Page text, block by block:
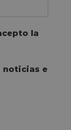
la
noticias e